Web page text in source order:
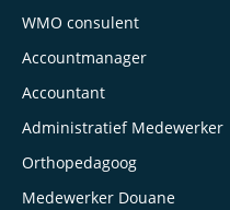
WMO consulent
Accountmanager
Accountant
Administratief Medewerker
Orthopedagoog
Medewerker Douane